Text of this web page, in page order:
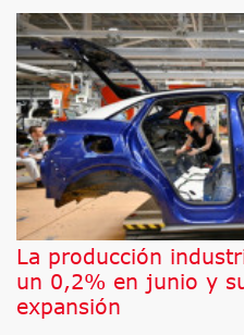
La producción
un 0,2% en junio y
expansión